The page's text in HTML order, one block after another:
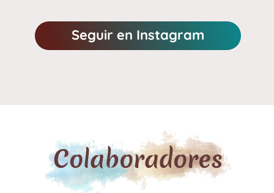
Seguir en Instagram
Colaboradores